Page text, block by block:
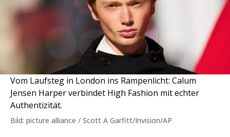
Vom Laufsteg in London ins Rampenlicht: Calum
Jensen Harper verbindet High Fashion mit echter
Authentizität.
Bild: picture alliance / Scott A Garfitt/Invision/AP